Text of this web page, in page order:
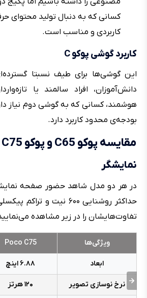
کسانی که به دنبال تولید محتوای
کاربردی و مناسب است.
کاربرد گوشی‌ پوکو C
این گوشی‌ها برای طیف نسبتا
دانش‌آموزان، افراد سالمند یا
هوشمند، کسانی که به گوشی دوم نیاز
بودجه‌ی محدود کاربرد دارد.
مقایسه پوکو C65 و پوکو C75
نمایشگر
تفاوت‌هایشان را در زیر مشاهده
ویژگی‌ها Poco C75
ابعاد ۶.۸۸ اینچ
نرخ نوسازی تصویر ۱۲۰ هرتز